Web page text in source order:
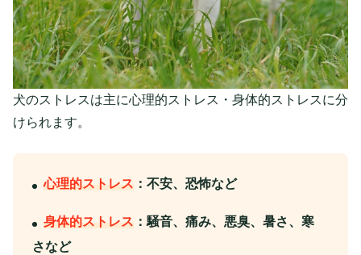
犬のストレスは主に心理的ストレス・身体的ストレスに分
けられます。
心理的ストレス ：不安、恐怖など
身体的ストレス ：騒音、痛み、悪臭、暑さ、寒
さなど